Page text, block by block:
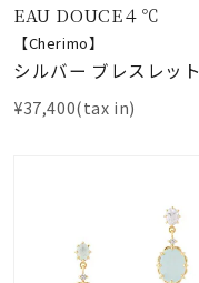
コレクション
リングサイズ
EAU DOUCE４℃
【Cherimo】
シルバー ブレスレット
¥37,400(tax in)